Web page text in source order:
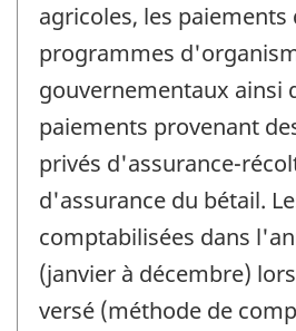
agricoles, les paiements
programmes
gouvernementaux ainsi
paiements provenant
privés d'assurance-
d'assurance du bétail.
comptabilisées dans
(janvier à décembre)
versé (méthode de